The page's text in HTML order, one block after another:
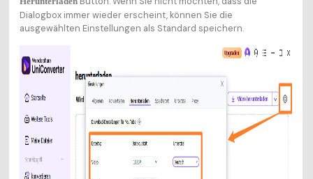
Dialogbox immer wieder erscheint, können Sie die
ausgewählten Einstellungen als Standard speichern.